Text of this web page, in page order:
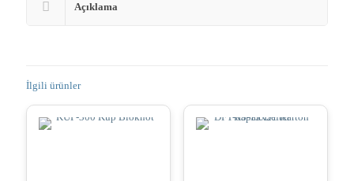
Açıklama
İlgili ürünler